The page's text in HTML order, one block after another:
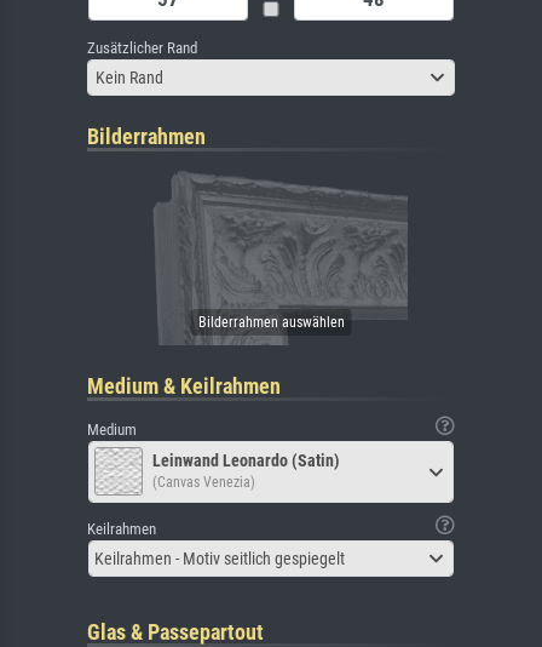
Zusätzlicher Rand
Kein Rand
Bilderrahmen
Medium & Keilrahmen
Medium
Leinwand Leonardo (Satin)
(Canvas Venezia)
Keilrahmen
Keilrahmen - Motiv seitlich gespiegelt
Glas & Passepartout